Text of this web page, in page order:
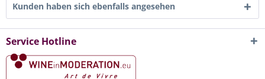
Kunden haben sich ebenfalls angesehen
Service Hotline